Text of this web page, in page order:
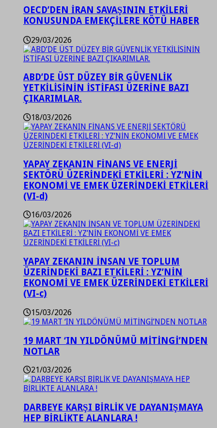
OECD’DEN İRAN SAVAŞININ ETKİLERİ
KONUSUNDA EMEKÇİLERE KÖTÜ HABER
29/03/2026
ABD’DE ÜST DÜZEY BİR GÜVENLİK
YETKİLİSİNİN İSTİFASI ÜZERİNE BAZI
ÇIKARIMLAR.
18/03/2026
YAPAY ZEKANIN FİNANS VE ENERJİ
SEKTÖRÜ ÜZERİNDEKİ ETKİLERİ : YZ’NİN
EKONOMİ VE EMEK ÜZERİNDEKİ ETKİLERİ
(VI-d)
16/03/2026
YAPAY ZEKANIN İNSAN VE TOPLUM
ÜZERİNDEKİ BAZI ETKİLERİ : YZ’NİN
EKONOMİ VE EMEK ÜZERİNDEKİ ETKİLERİ
(VI-c)
15/03/2026
19 MART ‘IN YILDÖNÜMÜ MİTİNGİ’NDEN
NOTLAR
21/03/2026
DARBEYE KARŞI BİRLİK VE DAYANIŞMAYA
HEP BİRLİKTE ALANLARA !